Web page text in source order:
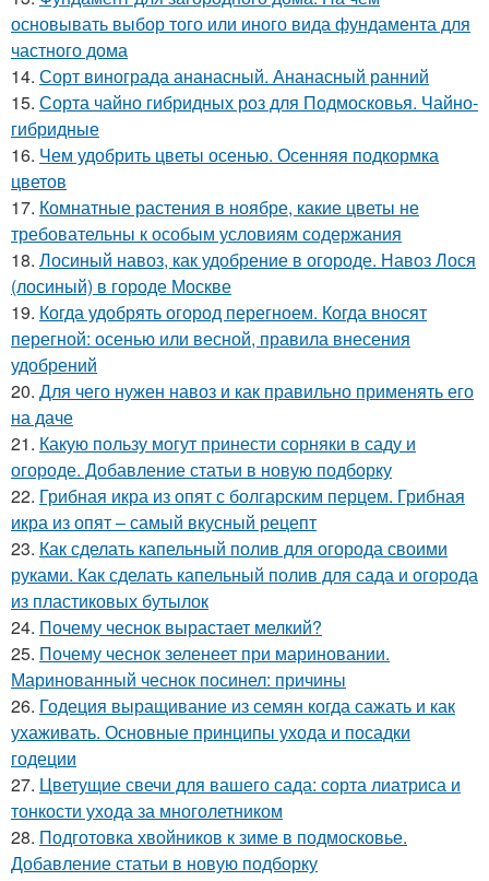
основывать выбор того или иного вида фундамента для
частного дома
14. Сорт винограда ананасный. Ананасный ранний
15. Сорта чайно гибридных роз для Подмосковья. Чайно-
гибридные
16. Чем удобрить цветы осенью. Осенняя подкормка
цветов
17. Комнатные растения в ноябре, какие цветы не
требовательны к особым условиям содержания
18. Лосиный навоз, как удобрение в огороде. Навоз Лося
(лосиный) в городе Москве
19. Когда удобрять огород перегноем. Когда вносят
перегной: осенью или весной, правила внесения
удобрений
20. Для чего нужен навоз и как правильно применять его
на даче
21. Какую пользу могут принести сорняки в саду и
огороде. Добавление статьи в новую подборку
22. Грибная икра из опят с болгарским перцем. Грибная
икра из опят – самый вкусный рецепт
23. Как сделать капельный полив для огорода своими
руками. Как сделать капельный полив для сада и огорода
из пластиковых бутылок
24. Почему чеснок вырастает мелкий?
25. Почему чеснок зеленеет при мариновании.
Маринованный чеснок посинел: причины
26. Годеция выращивание из семян когда сажать и как
ухаживать. Основные принципы ухода и посадки
годеции
27. Цветущие свечи для вашего сада: сорта лиатриса и
тонкости ухода за многолетником
28. Подготовка хвойников к зиме в подмосковье.
Добавление статьи в новую подборку